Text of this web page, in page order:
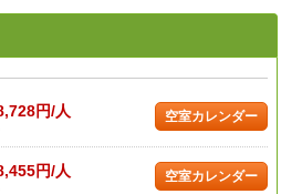
円/人 空室カレンダー
円/人 空室カレンダー